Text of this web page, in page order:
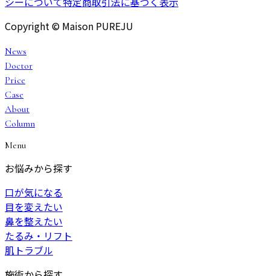
Copyright © Maison PUREJU
News
Doctor
Price
Case
About
Column
Menu
お悩みから探す
口が気になる
目を変えたい
鼻を整えたい
たるみ・リフト
肌トラブル